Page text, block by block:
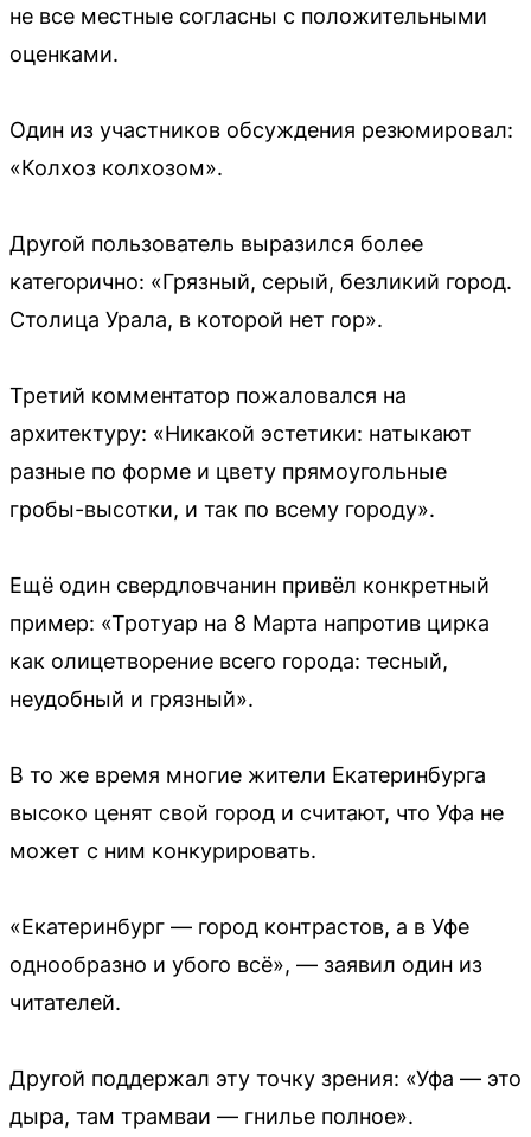
не все местные согласны с положительными
оценками.
Один из участников обсуждения резюмировал:
«Колхоз колхозом».
Другой пользователь выразился более
категорично: «Грязный, серый, безликий город.
Столица Урала, в которой нет гор».
Третий комментатор пожаловался на
архитектуру: «Никакой эстетики: натыкают
разные по форме и цвету прямоугольные
гробы-высотки, и так по всему городу».
Ещё один свердловчанин привёл конкретный
пример: «Тротуар на 8 Марта напротив цирка
как олицетворение всего города: тесный,
неудобный и грязный».
В то же время многие жители Екатеринбурга
высоко ценят свой город и считают, что Уфа не
может с ним конкурировать.
«Екатеринбург — город контрастов, а в Уфе
однообразно и убого всё», — заявил один из
читателей.
Другой поддержал эту точку зрения: «Уфа — это
дыра, там трамваи — гнилье полное».